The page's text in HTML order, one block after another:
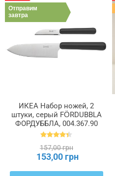
Отправим
завтра
ИКЕА Набор ножей, 2
штуки, серый FÖRDUBBLA
ФОРДУББЛА, 004.367.90
157,00 грн
153,00 грн